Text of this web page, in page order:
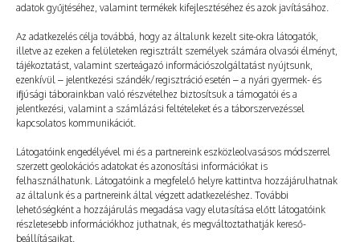
adatok gyűjtéséhez, valamint termékek kifejlesztéséhez és azok javításához.
Az adatkezelés célja továbbá, hogy az általunk kezelt site-okra látogatók,
illetve az ezeken a felületeken regisztrált személyek számára olvasói élményt,
tájékoztatást, valamint szerteágazó információszolgáltatást nyújtsunk,
ezenkívül – jelentkezési szándék/regisztráció esetén – a nyári gyermek- és
ifjúsági táborainkban való részvételhez biztosítsuk a támogatói és a
jelentkezési, valamint a számlázási feltételeket és a táborszervezéssel
kapcsolatos kommunikációt.
Látogatóink engedélyével mi és a partnereink eszközleolvasásos módszerrel
szerzett geolokációs adatokat és azonosítási információkat is
felhasználhatunk. Látogatóink a megfelelő helyre kattintva hozzájárulhatnak
az általunk és a partnereink által végzett adatkezeléshez. További
lehetőségként a hozzájárulás megadása vagy elutasítása előtt látogatóink
részletesebb információkhoz juthatnak, és megváltoztathatják kereső-
beállításaikat.